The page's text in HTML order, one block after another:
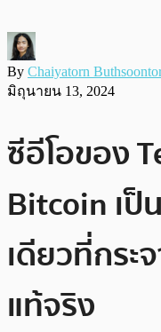
By Chaiyatorn
มิถุนายน 13, 2024
ซีอีโอของ
Bitcoin เป็
เดียวที่กร
แท้จริง